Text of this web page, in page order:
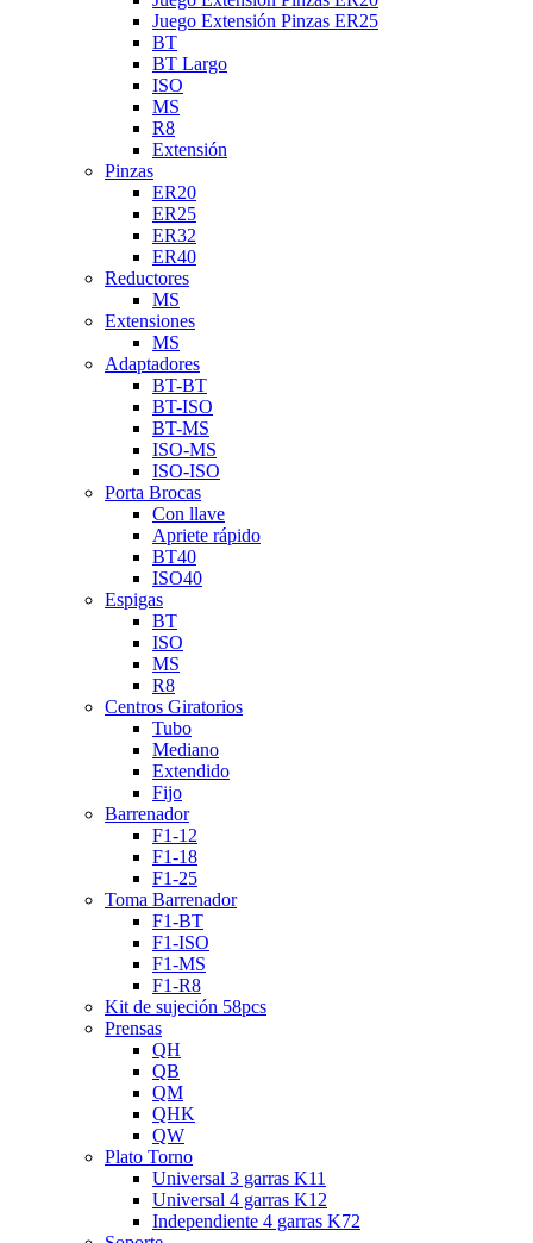
Juego Extensión Pinzas ER25
BT
BT Largo
ISO
MS
R8
Extensión
Pinzas
ER20
ER25
ER32
ER40
Reductores
MS
Extensiones
MS
Adaptadores
BT-BT
BT-ISO
BT-MS
ISO-MS
ISO-ISO
Porta Brocas
Con llave
Apriete rápido
BT40
ISO40
Espigas
BT
ISO
MS
R8
Centros Giratorios
Tubo
Mediano
Extendido
Fijo
Barrenador
F1-12
F1-18
F1-25
Toma Barrenador
F1-BT
F1-ISO
F1-MS
F1-R8
Kit de sujeción 58pcs
Prensas
QH
QB
QM
QHK
QW
Plato Torno
Universal 3 garras K11
Universal 4 garras K12
Independiente 4 garras K72